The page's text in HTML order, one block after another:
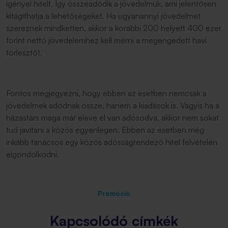
igényel hitelt. Így összeadódik a jövedelmük, ami jelentősen
kitágíthatja a lehetőségeket. Ha ugyanannyi jövedelmet
szereznek mindketten, akkor a korábbi 200 helyett 400 ezer
forint nettó jövedelemhez kell mérni a megengedett havi
törlesztőt.
Fontos megjegyezni, hogy ebben az esetben nemcsak a
jövedelmek adódnak össze, hanem a kiadások is. Vagyis ha a
házastárs maga már eleve el van adósodva, akkor nem sokat
tud javítani a közös egyenlegen. Ebben az esetben még
inkább tanácsos egy közös adósságrendező hitel felvételén
elgondolkodni.
Promóció
Kapcsolódó címkék